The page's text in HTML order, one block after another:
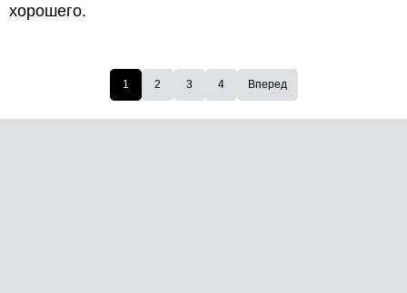
хорошего.
1 2 3 4 Вперед